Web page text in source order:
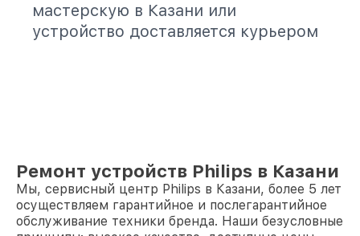
мастерскую в Казани или
устройство доставляется курьером
Ремонт устройств Philips в Казани
Мы, сервисный центр Philips в Казани, более 5 лет
осуществляем гарантийное и послегарантийное
обслуживание техники бренда. Наши безусловные